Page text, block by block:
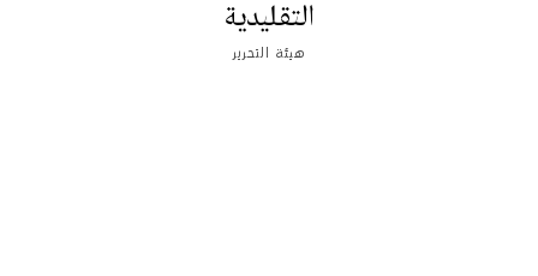
التقليدية
هيئة التحرير